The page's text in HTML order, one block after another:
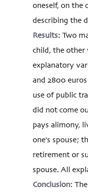
oneself, on the
describing the
Results: Two
child, the other
explanatory
and 2800
use of public
did not come
pays alimony,
one's spouse;
retirement or
spouse. All
Conclusion: